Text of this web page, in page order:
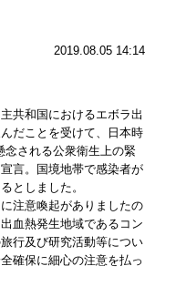
2019.08.05 14:14
共和国におけるエボラ出
だことを受けて、日本時
念される公衆衛生上の緊
言。国境地帯で感染者が
としました。
注意喚起がありましたの
血熱発生地域であるコン
行及び研究活動等につい
確保に細心の注意を払っ